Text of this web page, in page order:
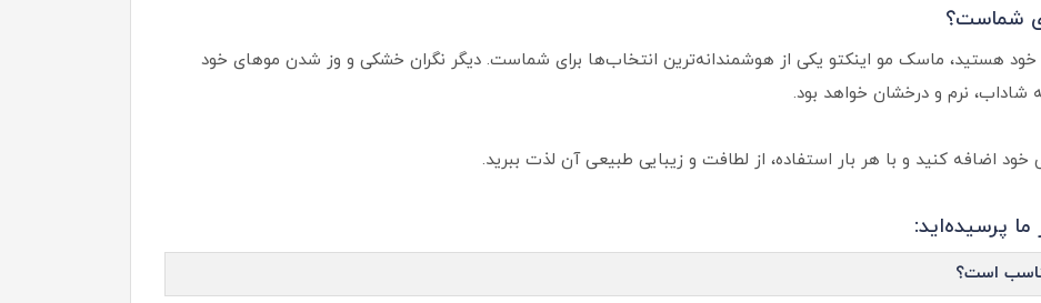
شماست؟
خود هستید، ماسک مو اینکتو یکی از هوشمندانه‌ترین انتخاب‌ها برای شماست. دیگر نگران خشکی و وز شدن موهای خود
نرم و درخشان خواهد بود.
اضافه کنید و با هر بار استفاده، از لطافت و زیبایی طبیعی آن لذت ببرید.
پرسیده‌اید:
است؟